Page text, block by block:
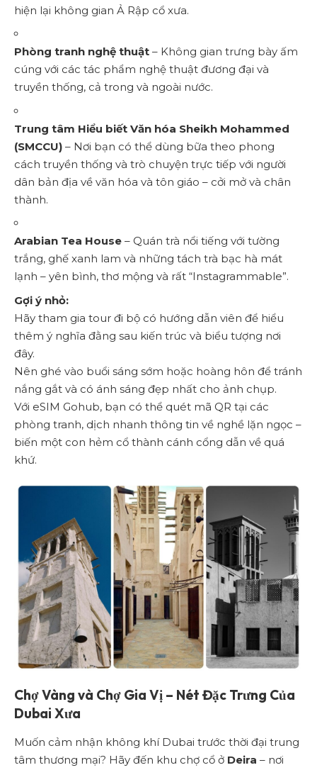
hiện lại không gian Ả Rập cổ xưa.
Phòng tranh nghệ thuật – Không gian trưng bày ấm
cúng với các tác phẩm nghệ thuật đương đại và
truyền thống, cả trong và ngoài nước.
Trung tâm Hiểu biết Văn hóa Sheikh Mohammed
(SMCCU) – Nơi bạn có thể dùng bữa theo phong
cách truyền thống và trò chuyện trực tiếp với người
dân bản địa về văn hóa và tôn giáo – cởi mở và chân
thành.
Arabian Tea House – Quán trà nổi tiếng với tường
trắng, ghế xanh lam và những tách trà bạc hà mát
lạnh – yên bình, thơ mộng và rất “Instagrammable”.
Gợi ý nhỏ:
Hãy tham gia tour đi bộ có hướng dẫn viên để hiểu
thêm ý nghĩa đằng sau kiến trúc và biểu tượng nơi
đây.
Nên ghé vào buổi sáng sớm hoặc hoàng hôn để tránh
nắng gắt và có ánh sáng đẹp nhất cho ảnh chụp.
Với eSIM Gohub, bạn có thể quét mã QR tại các
phòng tranh, dịch nhanh thông tin về nghề lặn ngọc –
biến một con hẻm cổ thành cánh cổng dẫn về quá
khứ.
Chợ Vàng và Chợ Gia Vị – Nét Đặc Trưng Của
Dubai Xưa
Muốn cảm nhận không khí Dubai trước thời đại trung
tâm thương mại? Hãy đến khu chợ cổ ở Deira – nơi